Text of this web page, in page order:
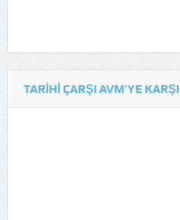
TARIHI ÇARŞI AVM’YE KARŞI